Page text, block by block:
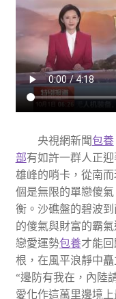
央視網新聞包養
部有如許一群人正
雄峰的哨卡，從南
個是無限的單戀傻氣
衡。沙礁盤的碧波
的傻氣與財富的霸
戀愛運勢包養才能
根，在風平浪靜中
“邊防有我在，內陸
愛化作這萬里邊境